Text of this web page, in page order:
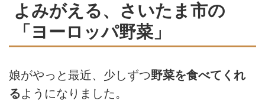
よみがえる、さいたま市の
「ヨーロッパ野菜」
娘がやっと最近、少しずつ野菜を食べてくれ
る ようになりました。